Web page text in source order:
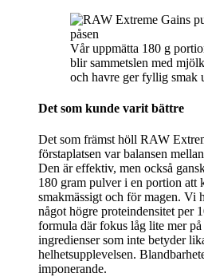
Vår uppmätta 180 g
blir sammetslen med
och havre ger fyllig smak
Det som kunde varit bättre
Det som främst höll RAW
förstaplatsen var balansen
Den är effektiv, men också
180 gram pulver i en portion att
smakmässigt och för magen. Vi
något högre proteindensitet per
formula där fokus låg lite mer
ingredienser som inte betyder
helhetsupplevelsen.
imponerande.